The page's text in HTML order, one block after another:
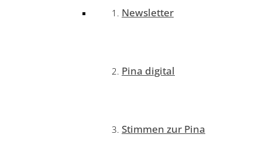
Newsletter
Pina digital
Stimmen zur Pina